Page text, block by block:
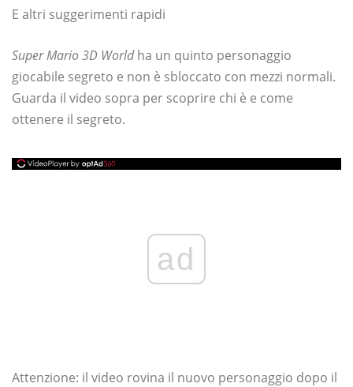
E altri suggerimenti rapidi
Super Mario 3D Worldha un quinto personaggio
giocabile segreto e non è sbloccato con mezzi normali.
Guarda il video sopra per scoprire chi è e come
ottenere il segreto.
ad
Attenzione: il video rovina il nuovo personaggio dopo il